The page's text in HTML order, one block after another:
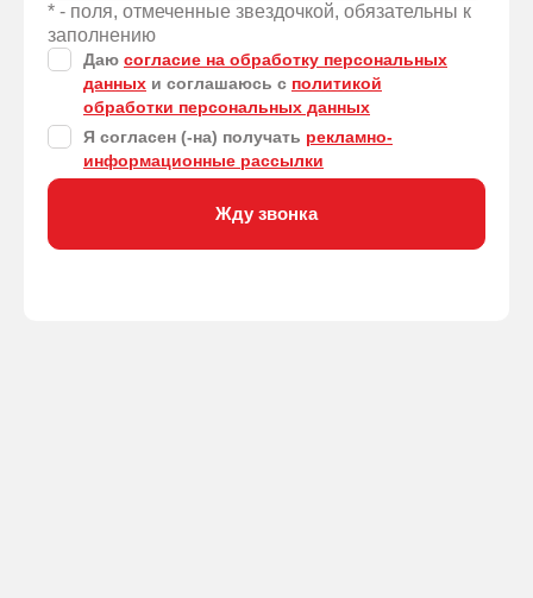
* - поля, отмеченные звездочкой, обязательны к
заполнению
Даю согласие на обработку персональных
данных и соглашаюсь с политикой
обработки персональных данных
Я согласен (-на) получать рекламно-
информационные рассылки
Жду звонка